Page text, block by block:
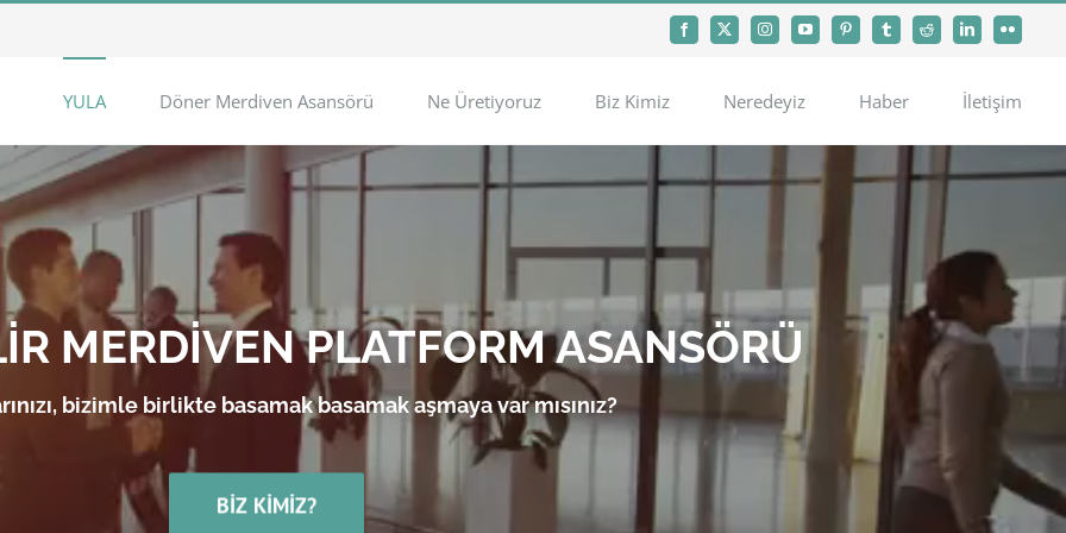
Facebook
X InstagramYouTubePinterestTumblrReddit LinkedInFlickr
YULA Döner Merdiven Asansörü Ne Üretiyoruz Biz Kimiz Neredeyiz Haber İletişim
MERDİVEN PLATFORM ASANSÖRÜ
bizimle birlikte basamak basamak aşmaya var mısınız?
BIZ KIMIZ?